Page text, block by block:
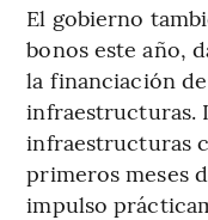
El gobierno
bonos este año,
la financiación
infraestructuras.
infraestructuras
primeros meses
impulso